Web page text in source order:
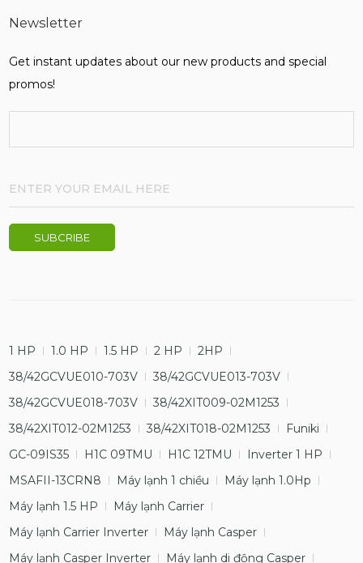
Newsletter
Get instant updates about our new products and special
promos!
1 HP 1.0 HP 1.5 HP 2 HP
2HP
38/42GCVUE010-703V
38/42GCVUE013-703V
38/42GCVUE018-703V
38/42XIT009-02M1253
38/42XIT012-02M1253
38/42XIT018-02M1253
Funiki
GC-09IS35
H1C 09TMU H1C 12TMU
Inverter 1 HP
MSAFII-13CRN8
Máy lạnh 1 chiều
Máy lạnh 1.0Hp
Máy lạnh 1.5 HP
Máy lạnh Carrier
Máy lạnh Carrier Inverter
Máy lạnh Casper
Máy lạnh Casper Inverter
Máy lạnh di động Casper